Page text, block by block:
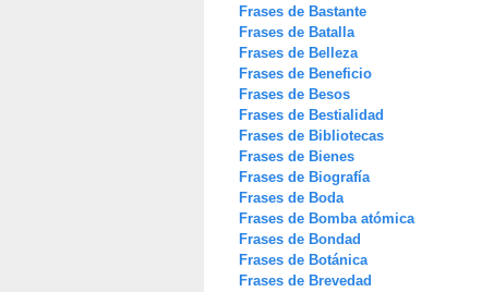
Frases de Bastante
Frases de Batalla
Frases de Belleza
Frases de Beneficio
Frases de Besos
Frases de Bestialidad
Frases de Bibliotecas
Frases de Bienes
Frases de Biografía
Frases de Boda
Frases de Bomba atómica
Frases de Bondad
Frases de Botánica
Frases de Brevedad